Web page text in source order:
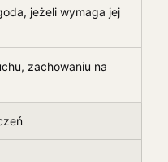
jeżeli wymaga jej
zachowaniu na